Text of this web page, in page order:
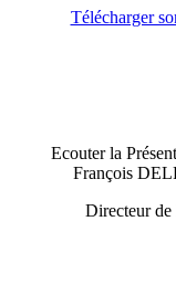
Télécharger
Ecouter la
François
Directeur